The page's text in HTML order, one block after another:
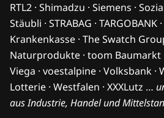
RTL2 · Shimadzu · Siemens ·
Stäubli · STRABAG · TARGOBANK
Krankenkasse · The Swatch
Naturprodukte · toom Baumarkt ·
Viega · voestalpine · Volksbank ·
Lotterie · Westfalen · XXXLutz …
aus Industrie, Handel und